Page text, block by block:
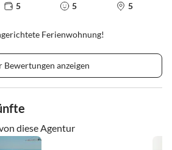
5 5 5
Ferienwohnung!
Bewertungen anzeigen
diese Agentur